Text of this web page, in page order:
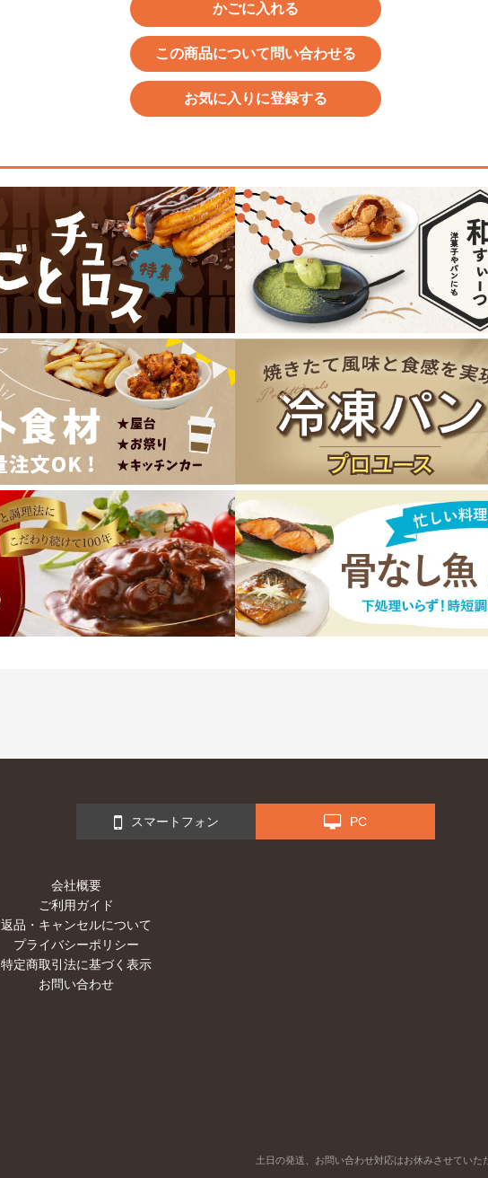
かごに入れる
この商品について問い合わせる
お気に入りに登録する
スマートフォン PC
会社概要
ご利用ガイド
返品・キャンセルについて
プライバシーポリシー
特定商取引法に基づく表示
お問い合わせ
土日の発送、お問い合わせ対応はお休みさせていた